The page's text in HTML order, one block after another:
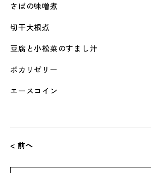
さばの味噌煮
切干大根煮
豆腐と小松菜のすまし汁
ポカリゼリー
エースコイン
< 前へ